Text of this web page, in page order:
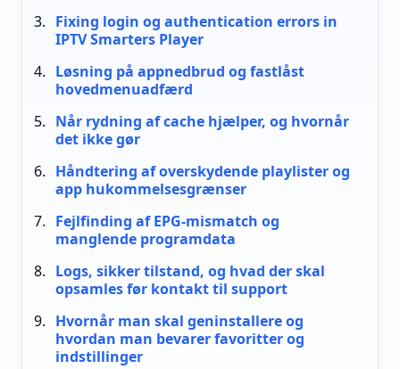
Fixing login og authentication errors in
IPTV Smarters Player
Løsning på appnedbrud og fastlåst
hovedmenuadfærd
Når rydning af cache hjælper, og hvornår
det ikke gør
Håndtering af overskydende playlister og
app hukommelsesgrænser
Fejlfinding af EPG-mismatch og
manglende programdata
Logs, sikker tilstand, og hvad der skal
opsamles før kontakt til support
Hvornår man skal geninstallere og
hvordan man bevarer favoritter og
indstillinger